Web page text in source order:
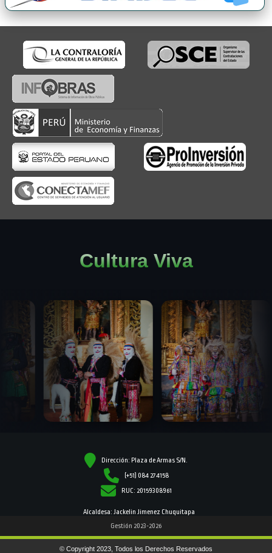
Cultura Viva
Dirección: Plaza de Armas S/N.
(+51) 084 274158
RUC: 20159308961
Alcaldesa: Jackelin Jimenez Chuquitapa
Gestión 2023-2026
© Copyright 2023, Todos los Derechos Reservados